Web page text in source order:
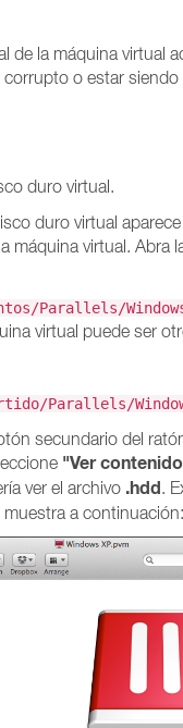
de la máquina virtual
o estar
duro virtual.
duro virtual aparece
máquina virtual. Abra
Parallels/
virtual puede ser
Parallels/
secundario del
"Ver
ver el archivo .hdd.
a continuación: